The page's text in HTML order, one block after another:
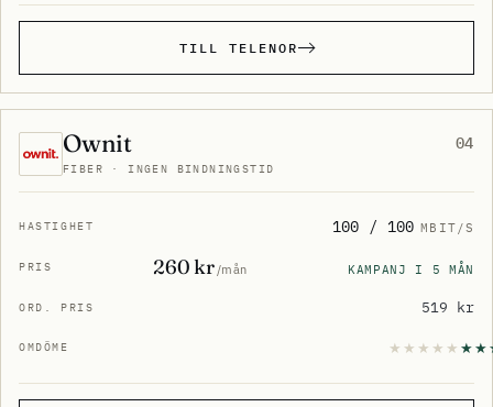
TILL TELENOR
04
Ownit
FIBER · INGEN BINDNINGSTID
100 / 100 MBIT/S
260 kr/mån KAMPANJ I 5 MÅN
519 kr